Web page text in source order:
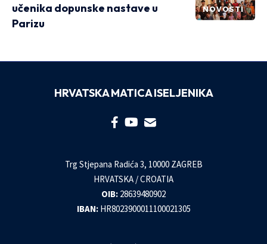
NOVOSTI
učenika dopunske nastave u
Parizu
HRVATSKA MATICA ISELJENIKA
Trg Stjepana Radića 3, 10000 ZAGREB
HRVATSKA / CROATIA
OIB: 28639480902
IBAN: HR8023900011100021305